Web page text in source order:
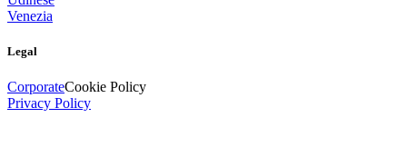
Venezia
Legal
CorporateCookie Policy
Privacy Policy